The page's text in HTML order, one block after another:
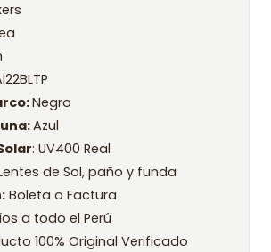
Negro
Azul
: UV400 Real
de Sol, paño y funda
Boleta o Factura
a todo el Perú
100% Original Verificado